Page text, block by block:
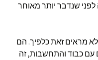
שנדבר יותר מאוחר
מראים זאת כלפיך. הם
עם כבוד והתחשבות, זה